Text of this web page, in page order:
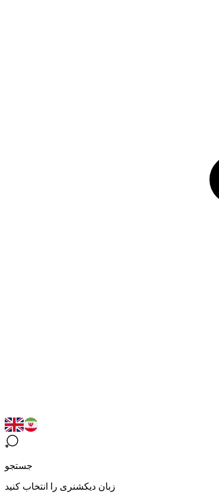
جستجو
زبان دیکشنری را انتخاب کنید